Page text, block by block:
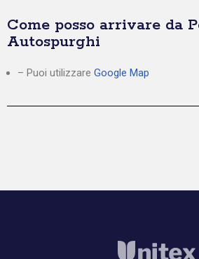
Come posso arrivare da
Autospurghi
– Puoi utilizzare Google Map